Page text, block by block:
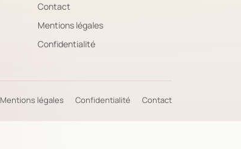
Contact
Mentions légales
Confidentialité
Mentions légales Confidentialité Contact